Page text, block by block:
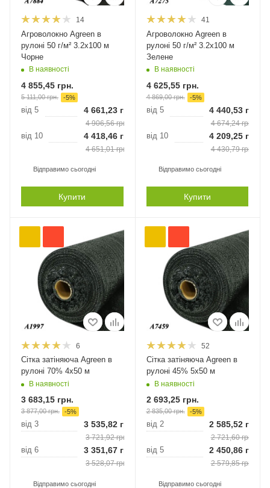
14
Агроволокно Agreen в
рулоні 50 г/м² 3.2х100 м
Чорне
В наявності
4 855,45 грн.
5 111,00грн. -5%
від 5 4 661,23 грн.
4 906,56грн.
від 10 4 418,46 грн.
4 651,01грн.
Відправимо сьогодні
Купити
41
Агроволокно Agreen в
рулоні 50 г/м² 3.2х100 м
Зелене
В наявності
4 625,55грн.
4 869,00грн. -5%
від 5 4 440,53грн.
4 674,24грн.
від 10 4 209,25грн.
4 430,79грн.
Відправимо сьогодні
Купити
6
Сітка затіняюча Agreen в
рулоні 70% 4х50 м
В наявності
3 683,15 грн.
3 877,00грн. -5%
від 3 3 535,82 грн.
3 721,92грн.
від 6 3 351,67 грн.
3 528,07грн.
Відправимо сьогодні
52
Сітка затіняюча Agreen в
рулоні 45% 5х50 м
В наявності
2 693,25грн.
2 835,00грн. -5%
від 2 2 585,52грн.
2 721,60грн.
від 5 2 450,86грн.
2 579,85грн.
Відправимо сьогодні